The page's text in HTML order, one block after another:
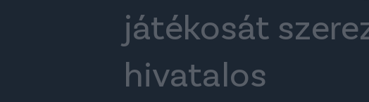
játékosát
hivatalos